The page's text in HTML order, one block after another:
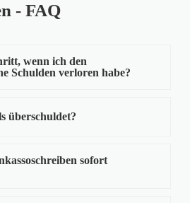
- FAQ
wenn ich den
Schulden verloren habe?
überschuldet?
sofort